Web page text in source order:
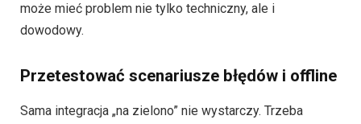
może mieć problem nie tylko techniczny, ale i
dowodowy.
Przetestować scenariusze błędów i offline
Sama integracja „na zielono” nie wystarczy. Trzeba